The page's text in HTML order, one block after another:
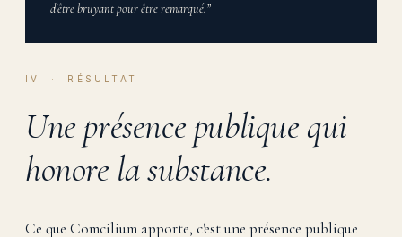
d'être bruyant pour être remarqué.”
IV · RÉSULTAT
Une présence publique qui
honore la substance.
Ce que Comcilium apporte, c'est une présence publique